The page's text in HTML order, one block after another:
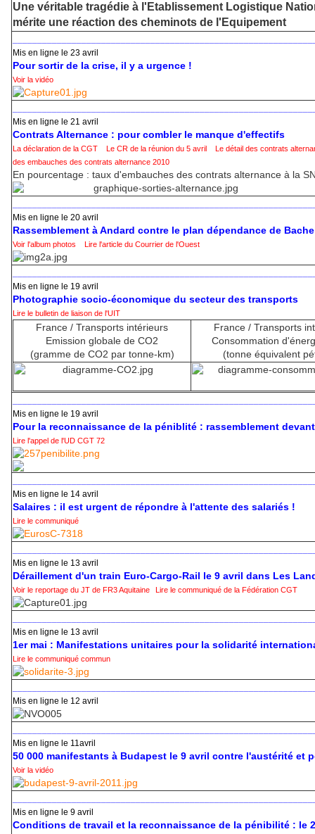
Une véritable tragédie à l'Etablissement Logistique
mérite une réaction des cheminots de l'Equipement
Mis en ligne le 23 avril
Pour sortir de la crise, il y a urgence !
Voir la vidéo
Mis en ligne le 21 avril
Contrats Alternance : pour combler le manque d'effectifs
La déclaration de la CGT Le CR de la réunion du 5 avril
Le détail des contrats
des embauches des contrats alternance 2010
En pourcentage : taux d'embauches des contrats alternance à la
Mis en ligne le 20 avril
Rassemblement à Andard contre le plan dépendance de
Voir l'album photos Lire l'article du Courrier de l'Ouest
Mis en ligne le 19 avril
Photographie socio-économique du secteur des transports
Lire le bulletin de liaison de l'UIT
France / Transports intérieurs
Emission globale de CO2
(gramme de CO2 par tonne-km)
France / Transports
Consommation
(tonne équivalent
Mis en ligne le 19 avril
Pour la reconnaissance de la péniblité : rassemblement devant
Lire l'appel de l'UD CGT 72
Mis en ligne le 14 avril
Salaires : il est urgent de répondre à l'attente des salariés !
Lire le communiqué
Mis en ligne le 13 avril
Déraillement d'un train Euro-Cargo-Rail le 9 avril dans Les
Voir le reportage du JT de FR3 Aquitaine Lire le communiqué de la Fédération CGT
Mis en ligne le 13 avril
1er mai : Manifestations unitaires pour la solidarité
Lire le communiqué commun
Mis en ligne le 12 avril
Mis en ligne le 11avril
50 000 manifestants à Budapest le 9 avril contre l'austérité et
Voir la vidéo
Mis en ligne le 9 avril
Conditions de travail et la reconnaissance de la pénibilité : le